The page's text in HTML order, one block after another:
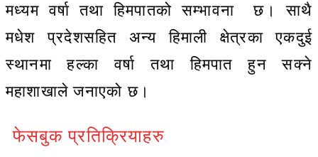
मध्यम वर्षा तथा हिमपातको सम्भावना छ। साथै
मधेश प्रदेशसहित अन्य हिमाली क्षेत्रका एकदुई
स्थानमा हल्का वर्षा तथा हिमपात हुन सक्ने
महाशाखाले जनाएको छ।
फेसबुक प्रतिक्रियाहरु